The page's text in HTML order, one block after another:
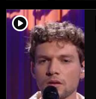
player2